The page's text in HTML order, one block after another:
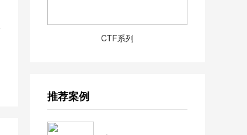
CTF系列
推荐案例